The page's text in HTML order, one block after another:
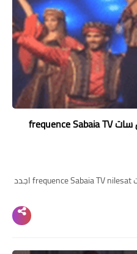
تردد قناة صبايا 2025 على النايل سات frequence Sabaia TV
تردد قناة صبايا 2025 على النايل سات frequence Sabaia TV nilesat اجدد